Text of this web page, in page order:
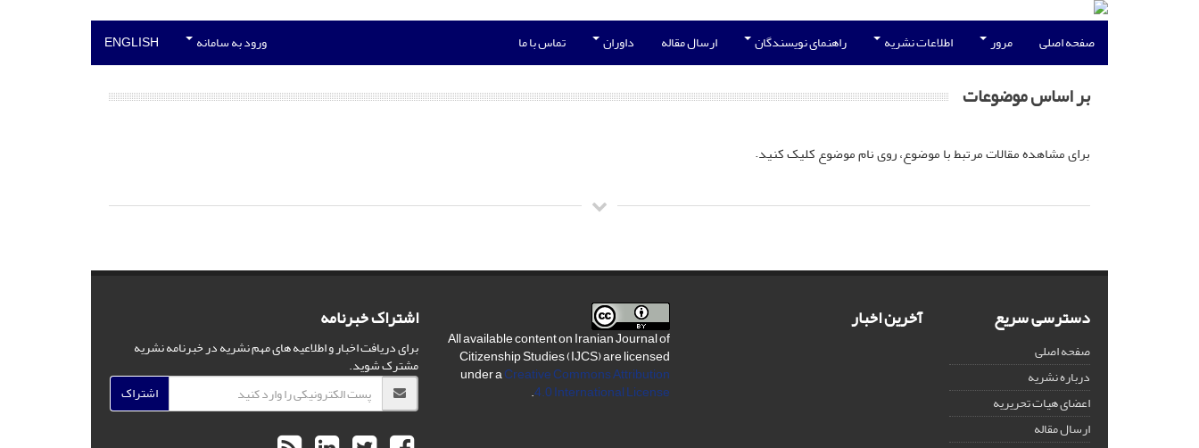
صفحه اصلی مرور اطلاعات نشریه راهنمای نویسندگان ارسال مقاله داوران تماس با ما ورود به سامانه ENGLISH
بر اساس موضوعات
برای مشاهده مقالات مرتبط با موضوع، روی نام موضوع کلیک کنید.
دسترسی سریع
صفحه اصلی
درباره نشریه
اعضای هیات تحریریه
ارسال مقاله
آخرین اخبار
All available content on Iranian Journal of
Citizenship Studies (IJCS) are licensed
under aCreative Commons Attribution
4.0 International License
.
اشتراک خبرنامه
برای دریافت اخبار و اطلاعیه های مهم نشریه در خبرنامه نشریه
مشترک شوید.
اشتراک